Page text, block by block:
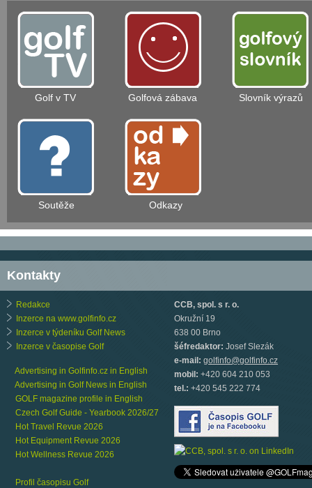
Golf v TV Golfová zábava Slovník výrazů
Soutěže Odkazy
Kontakty
Redakce
Inzerce na www.golfinfo.cz
Inzerce v týdeníku Golf News
Inzerce v časopise Golf
Advertising in Golfinfo.cz in English
Advertising in Golf News in English
GOLF magazine profile in English
Czech Golf Guide - Yearbook 2026/27
Hot Travel Revue 2026
Hot Equipment Revue 2026
Hot Wellness Revue 2026
Profil časopisu Golf
CCB, spol. s r. o.
Okružní 19
638 00 Brno
šéfredaktor: Josef Slezák
e-mail: golfinfo@golfinfo.cz
mobil: +420 604 210 053
tel.: +420 545 222 774